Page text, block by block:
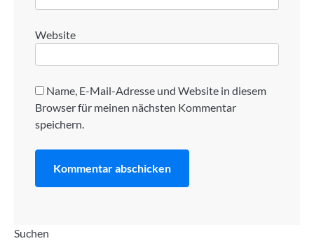
Website
Name, E-Mail-Adresse und Website in diesem
Browser für meinen nächsten Kommentar
speichern.
Suchen